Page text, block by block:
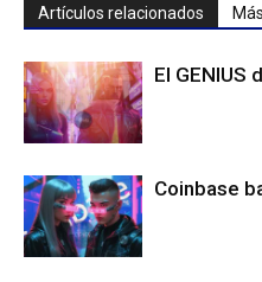
Artículos relacionados
El GENIUS
Coinbase